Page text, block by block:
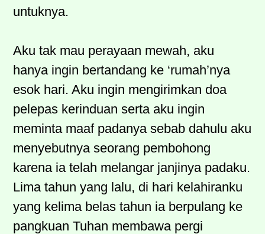
untuknya.
Aku tak mau perayaan mewah, aku
hanya ingin bertandang ke ‘rumah’nya
esok hari. Aku ingin mengirimkan doa
pelepas kerinduan serta aku ingin
meminta maaf padanya sebab dahulu aku
menyebutnya seorang pembohong
karena ia telah melangar janjinya padaku.
Lima tahun yang lalu, di hari kelahiranku
yang kelima belas tahun ia berpulang ke
pangkuan Tuhan membawa pergi